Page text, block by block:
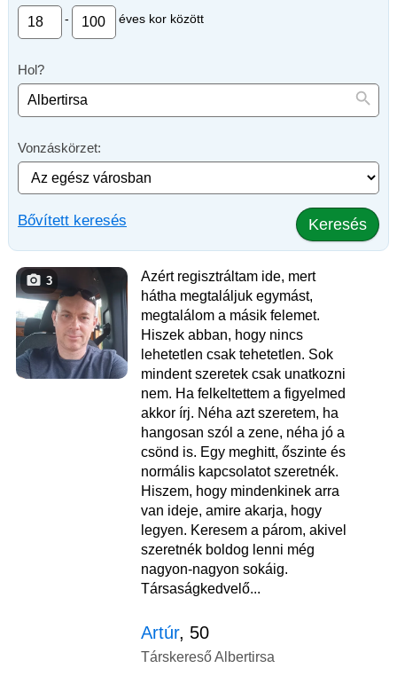
- éves kor között
Hol?
Vonzáskörzet:
Bővített keresés Keresés
3
Azért regisztráltam ide, mert
hátha megtaláljuk egymást,
megtalálom a másik felemet.
Hiszek abban, hogy nincs
lehetetlen csak tehetetlen. Sok
mindent szeretek csak unatkozni
nem. Ha felkeltettem a figyelmed
akkor írj. Néha azt szeretem, ha
hangosan szól a zene, néha jó a
csönd is. Egy meghitt, őszinte és
normális kapcsolatot szeretnék.
Hiszem, hogy mindenkinek arra
van ideje, amire akarja, hogy
legyen. Keresem a párom, akivel
szeretnék boldog lenni még
nagyon-nagyon sokáig.
Társaságkedvelő...
Artúr, 50
Társkereső Albertirsa